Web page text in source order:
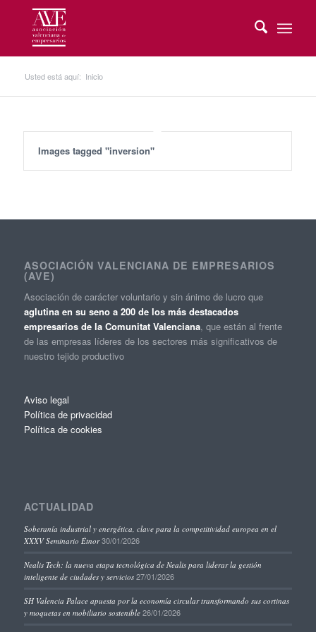
Usted está aquí: Inicio
Images tagged "inversion"
ASOCIACIÓN VALENCIANA DE EMPRESARIOS
(AVE)
Asociación de carácter voluntario y sin ánimo de lucro que
aglutina en su seno a 200 de los más destacados
empresarios de la Comunitat Valenciana, que están al frente
de las empresas líderes de los sectores más significativos de
nuestro tejido productivo
Aviso legal
Política de privacidad
Política de cookies
ACTUALIDAD
Soberanía industrial y energética, clave para la competitividad europea en el
XXXV Seminario Étnor 30/01/2026
Nealis Tech: la nueva etapa tecnológica de Nealis para liderar la gestión
inteligente de ciudades y servicios 27/01/2026
SH Valencia Palace apuesta por la economía circular transformando sus cortinas
y moquetas en mobiliario sostenible 26/01/2026